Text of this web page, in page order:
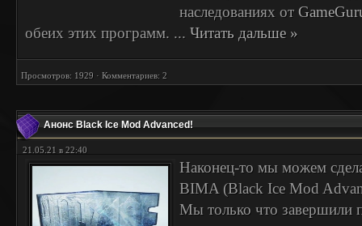
наследованиях от
обеих этих программ. ... Читать дальше »
Просмотров: 1929 · Комментариев: 2
Анонс Black Ice Mod Advanced!
21.05.21 в 22:40
Наконец-то мы можем
BIMA (Black Ice Mod
Мы только что завершили